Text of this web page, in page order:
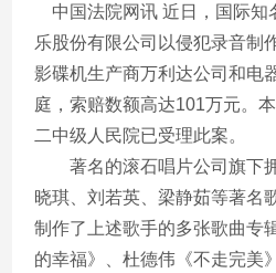
中国法院网讯 近日，国际知
乐股份有限公司以侵犯录音制
影碟机生产商万利达公司和电
庭，索赔数额高达101万元。
二中级人民院已受理此案。
著名的滚石唱片公司旗下
晓琪、刘若英、梁静茹等著名
制作了上述歌手的多张歌曲专
的幸福》、杜德伟《不走完美